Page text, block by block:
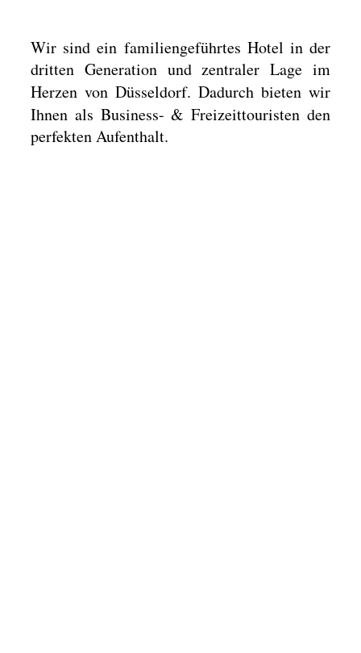
Wir sind ein familiengeführtes Hotel in der
dritten Generation und zentraler Lage im
Herzen von Düsseldorf. Dadurch bieten wir
Ihnen als Business- & Freizeittouristen den
perfekten Aufenthalt.